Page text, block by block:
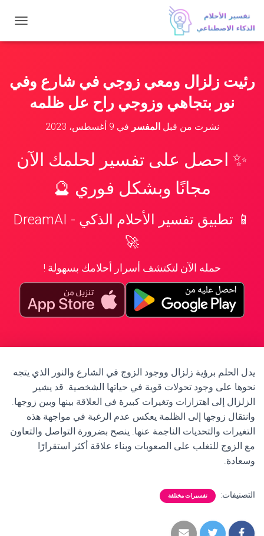
ب
ا
رئيت زلزال ومعي زوجي في شارع وفي
نور بتجاهي وزوجي راح عل ظلمه
نشرت من قبلالمفسر في 9 أغسطس، 2023
✨ احصل على تفسير لحلمك الآن
مجانًا وبشكل فوري 🔮
📱 تطبيق تفسير الأحلام الذكي - DreamAI
🚀
حمله الآن لتكتشف أسرار أحلامك بسهولة !
يدل الحلم برؤية زلزال ووجود الزوج في الشارع والنور الذي يتجه
نحوها على وجود تحولات قوية في حياتها الشخصية. قد يشير
الزلزال إلى اهتزازات وتغيرات كبيرة في العلاقة بينها وبين زوجها.
وانتقال زوجها إلى الظلمة يعكس عدم الرغبة في مواجهة هذه
التغيرات والتحديات الناجمة عنها. ينصح بضرورة التواصل والتعاون
مع الزوج للتغلب على الصعوبات وبناء علاقة أكثر استقرارًا
وسعادة.
التصنيفات: تفسيرات مختلفة